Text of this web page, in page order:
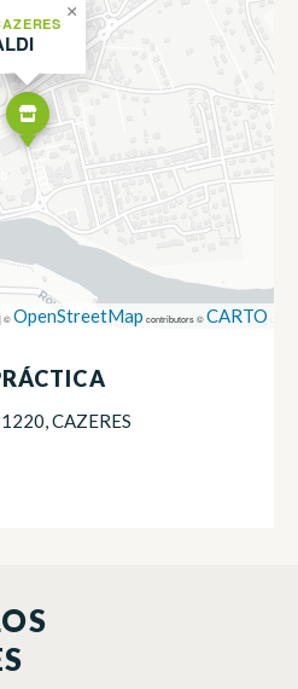
×
|©OpenStreetMap contributors ©CARTO
CAZERES